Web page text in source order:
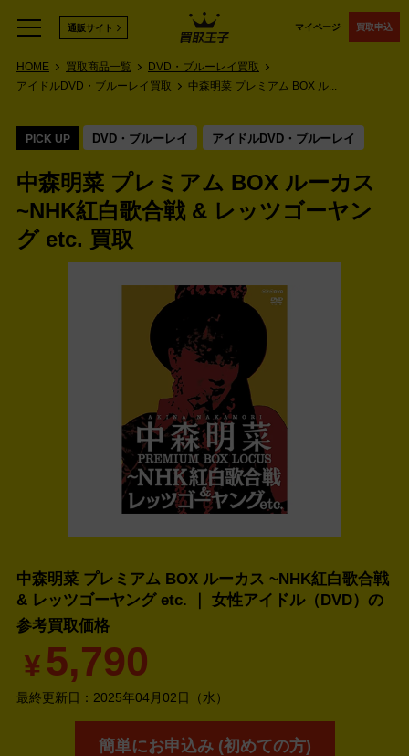
マイページ 買取申込
通販サイト
HOME 買取商品一覧
DVD・ブルーレイ買取
アイドルDVD・ブルーレイ買取
中森明菜 プレミアム BOX ル...
PICK UP DVD・ブルーレイ アイドルDVD・ブルーレイ
中森明菜 プレミアム BOX ルーカス
~NHK紅白歌合戦 & レッツゴーヤン
グ etc. 買取
中森明菜 プレミアム BOX ルーカス ~NHK紅白歌合戦
& レッツゴーヤング etc. ｜ 女性アイドル（DVD）の
参考買取価格
¥5,790
最終更新日： 2025年04月02日（水）
簡単にお申込み (初めての方)